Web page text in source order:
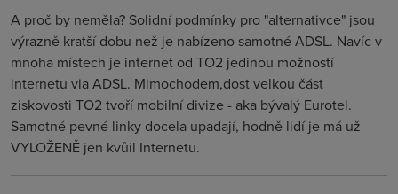
A proč by neměla? Solidní podmínky pro "alternativce" jsou
výrazně kratší dobu než je nabízeno samotné ADSL. Navíc v
mnoha místech je internet od TO2 jedinou možností
internetu via ADSL. Mimochodem,dost velkou část
ziskovosti TO2 tvoří mobilní divize - aka bývalý Eurotel.
Samotné pevné linky docela upadají, hodně lidí je má už
VYLOŽENĚ jen kvůil Internetu.